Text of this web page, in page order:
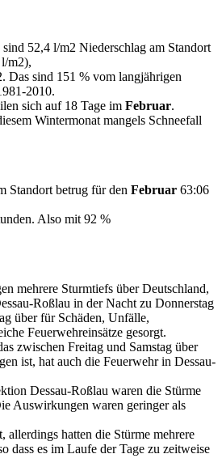
sind 52,4 l/m2 Niederschlag am Standort
m2),
Das sind 151 % vom langjährigen
2010.
sich auf 18 Tage im Februar.
Wintermonat mangels Schneefall
Standort betrug für den Februar 63:06
Also mit 92 %
mehrere Sturmtiefs über Deutschland,
Roßlau in der Nacht zu Donnerstag
über für Schäden, Unfälle,
Feuerwehreinsätze gesorgt.
zwischen Freitag und Samstag über
ist, hat auch die Feuerwehr in Dessau-
Dessau-Roßlau waren die Stürme
Auswirkungen waren geringer als
allerdings hatten die Stürme mehrere
dass es im Laufe der Tage zu zeitweise